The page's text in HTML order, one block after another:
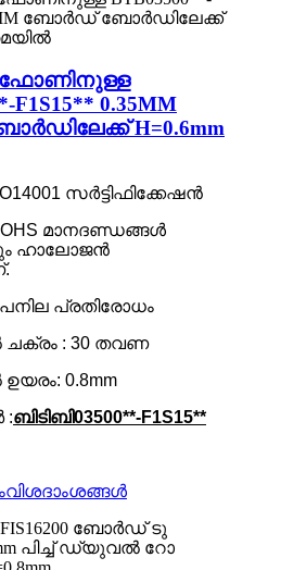
F1S15** 0.35MM
H=0.6mm
സർട്ടിഫിക്കേഷൻ
മാനദണ്ഡങ്ങൾ
ഹാലോജൻ
പ്രതിരോധം
: 30 തവണ
0.8mm
:ബിടിബി03500**-F1S15**
വിശദാംശങ്ങൾ